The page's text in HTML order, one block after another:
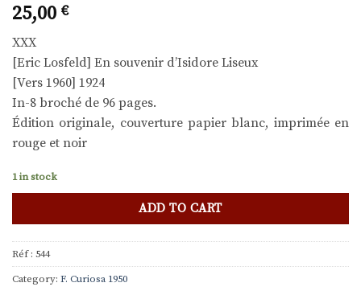
25,00 €
XXX
[Eric Losfeld] En souvenir d’Isidore Liseux
[Vers 1960] 1924
In-8 broché de 96 pages.
Édition originale, couverture papier blanc, imprimée en
rouge et noir
1 in stock
ADD TO CART
Réf : 544
Category: F. Curiosa 1950